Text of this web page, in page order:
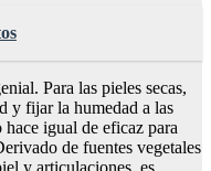
Para las pieles secas,
y fijar la humedad a las
igual de eficaz para
de fuentes vegetales